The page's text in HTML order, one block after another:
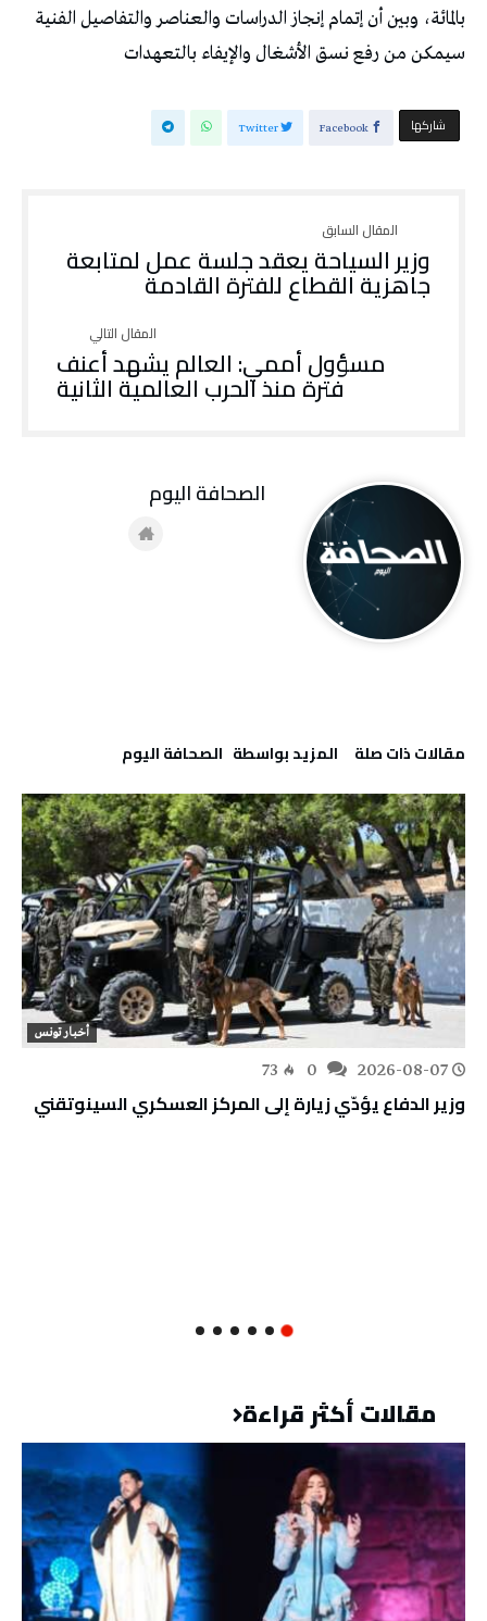
بالمائة، وبين أن إتمام إنجاز الدراسات والعناصر والتفاصيل الفنية
سيمكن من رفع نسق الأشغال والإيفاء بالتعهدات
‫‫ شاركها‬ Facebook
Twitter
وزير السياحة يعقد جلسة عمل لمتابعة
جاهزية القطاع للفترة القادمة
مسؤول أممي: العالم يشهد أعنف
فترة منذ الحرب العالمية الثانية
‫مقالات ذات صلة‬ ‫‫المزيد بواسطة‬ ‬ ‭ ‬الصحافة‭ ‬اليوم
أخبار تونس
2026-08-07
73
وزير الدفاع يؤدّي زيارة إلى المركز العسكري السينوتقني
مقالات أكثر قراءة